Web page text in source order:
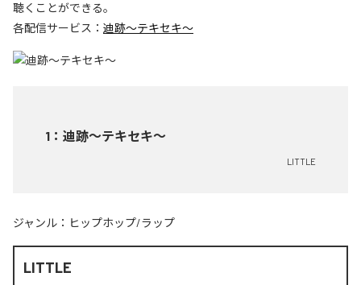
聴くことができる。
各配信サービス： 迪跡〜テキセキ〜
1 ： 迪跡〜テキセキ〜
LITTLE
ジャンル： ヒップホップ/ラップ
LITTLE